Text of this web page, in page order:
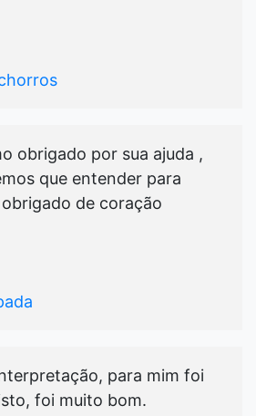
obrigado por sua ajuda ,
que entender para
de coração
para mim foi
foi muito bom.